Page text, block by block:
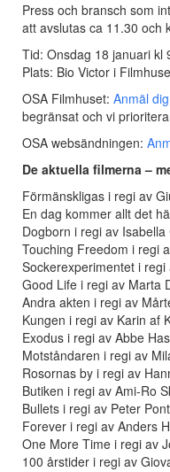
Press och bransch som
att avslutas ca 11.30 och
Tid: Onsdag 18 januari kl
Plats: Bio Victor i
OSA Filmhuset: Anmäl
begränsat och vi
OSA websändningen:
De aktuella filmerna –
Förmänskligas i regi av
En dag kommer allt det
Dogborn i regi av Isabella
Touching Freedom i regi
Sockerexperimentet i
Good Life i regi av Marta
Andra akten i regi av
Kungen i regi av Karin af
Exodus i regi av Abbe
Motståndaren i regi av
Rosornas by i regi av
Butiken i regi av Ami-Ro
Bullets i regi av Peter
Forever i regi av Anders
One More Time i regi av
100 årstider i regi av